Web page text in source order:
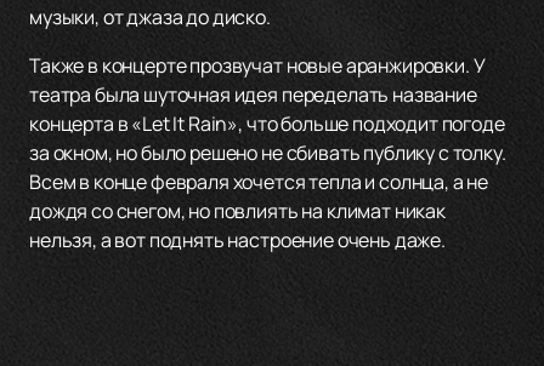
музыки, от джаза до диско.
Также в концерте прозвучат новые аранжировки. У
театра была шуточная идея переделать название
концерта в «Let It Rain», что больше подходит погоде
за окном, но было решено не сбивать публику с толку.
Всем в конце февраля хочется тепла и солнца, а не
дождя со снегом, но повлиять на климат никак
нельзя, а вот поднять настроение очень даже.